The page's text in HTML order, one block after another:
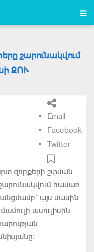
շարունակվում
ԶՈՒ
Email
Facebook
Twitter
զորքերի շփման
համառ
այս մասին
ասուլիսին